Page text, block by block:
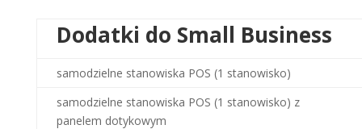
Dodatki do Small Business
samodzielne stanowiska POS (1 stanowisko)
samodzielne stanowiska POS (1 stanowisko) z
panelem dotykowym